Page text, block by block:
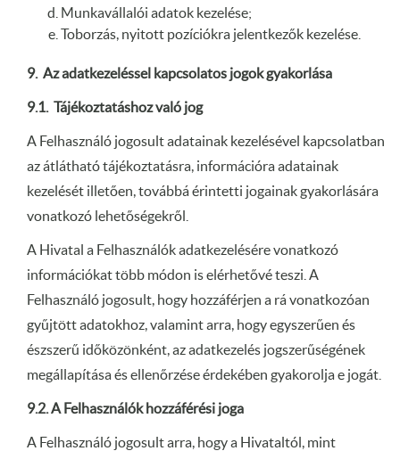
Munkavállalói adatok kezelése;
Toborzás, nyitott pozíciókra jelentkezők kezelése.
9. Az adatkezeléssel kapcsolatos jogok gyakorlása
9.1. Tájékoztatáshoz való jog
A Felhasználó jogosult adatainak kezelésével kapcsolatban
az átlátható tájékoztatásra, információra adatainak
kezelését illetően, továbbá érintetti jogainak gyakorlására
vonatkozó lehetőségekről.
A Hivatal a Felhasználók adatkezelésére vonatkozó
információkat több módon is elérhetővé teszi. A
Felhasználó jogosult, hogy hozzáférjen a rá vonatkozóan
gyűjtött adatokhoz, valamint arra, hogy egyszerűen és
észszerű időközönként, az adatkezelés jogszerűségének
megállapítása és ellenőrzése érdekében gyakorolja e jogát.
9.2. A Felhasználók hozzáférési joga
A Felhasználó jogosult arra, hogy a Hivataltól, mint